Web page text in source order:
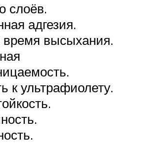
слоёв.
адгезия.
время высыхания.
к ультрафиолету.